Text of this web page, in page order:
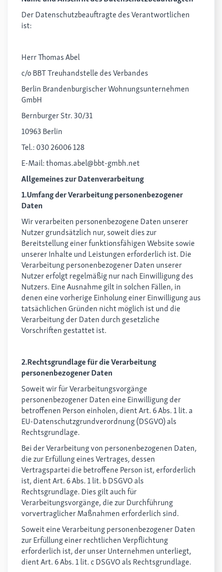
Der Datenschutzbeauftragte des Verantwortlichen
ist:
Herr Thomas Abel
c/o BBT Treuhandstelle des Verbandes
Berlin Brandenburgischer Wohnungsunternehmen
GmbH
Bernburger Str. 30/31
10963 Berlin
Tel.: 030 26006 128
E-Mail: thomas.abel@bbt-gmbh.net
Allgemeines zur Datenverarbeitung
1.Umfang der Verarbeitung personenbezogener
Daten
Wir verarbeiten personenbezogene Daten unserer
Nutzer grundsätzlich nur, soweit dies zur
Bereitstellung einer funktionsfähigen Website sowie
unserer Inhalte und Leistungen erforderlich ist. Die
Verarbeitung personenbezogener Daten unserer
Nutzer erfolgt regelmäßig nur nach Einwilligung des
Nutzers. Eine Ausnahme gilt in solchen Fällen, in
denen eine vorherige Einholung einer Einwilligung aus
tatsächlichen Gründen nicht möglich ist und die
Verarbeitung der Daten durch gesetzliche
Vorschriften gestattet ist.
2.Rechtsgrundlage für die Verarbeitung
personenbezogener Daten
Soweit wir für Verarbeitungsvorgänge
personenbezogener Daten eine Einwilligung der
betroffenen Person einholen, dient Art. 6 Abs. 1 lit. a
EU-Datenschutzgrundverordnung (DSGVO) als
Rechtsgrundlage.
Bei der Verarbeitung von personenbezogenen Daten,
die zur Erfüllung eines Vertrages, dessen
Vertragspartei die betroffene Person ist, erforderlich
ist, dient Art. 6 Abs. 1 lit. b DSGVO als
Rechtsgrundlage. Dies gilt auch für
Verarbeitungsvorgänge, die zur Durchführung
vorvertraglicher Maßnahmen erforderlich sind.
Soweit eine Verarbeitung personenbezogener Daten
zur Erfüllung einer rechtlichen Verpflichtung
erforderlich ist, der unser Unternehmen unterliegt,
dient Art. 6 Abs. 1 lit. c DSGVO als Rechtsgrundlage.